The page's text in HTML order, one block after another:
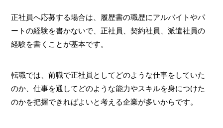
正社員へ応募する場合は、履歴書の職歴にアルバイトやパ
ートの経験を書かないで、正社員、契約社員、派遣社員の
経験を書くことが基本です。
転職では、前職で正社員としてどのような仕事をしていた
のか、仕事を通してどのような能力やスキルを身につけた
のかを把握できればよいと考える企業が多いからです。